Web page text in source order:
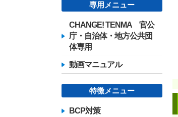
専用メニュー
CHANGE! TENMA 官公
庁・自治体・地方公共団
体専用
動画マニュアル
特徴メニュー
BCP対策